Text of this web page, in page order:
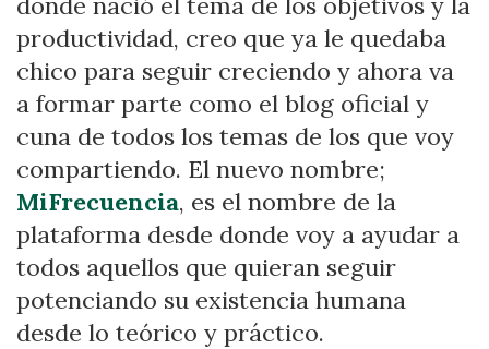
productividad, creo que ya le quedaba
chico para seguir creciendo y ahora va
a formar parte como el blog oficial y
cuna de todos los temas de los que voy
compartiendo. El nuevo nombre;
MiFrecuencia, es el nombre de la
plataforma desde donde voy a ayudar a
todos aquellos que quieran seguir
potenciando su existencia humana
desde lo teórico y práctico.